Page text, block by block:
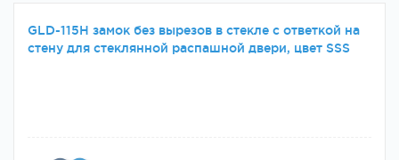
GLD-115H замок без вырезов в стекле с ответкой на
стену для стеклянной распашной двери, цвет SSS